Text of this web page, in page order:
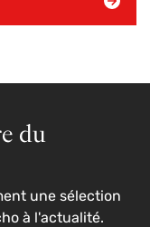
du
une sélection
à l'actualité.